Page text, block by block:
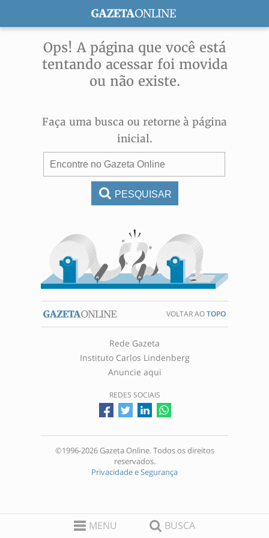
MENU BUSCA
Ops! A página que você está
tentando acessar foi movida
ou não existe.
Faça uma busca ou retorne à página
inicial.
PESQUISAR
VOLTAR AOTOPO
Rede Gazeta
Instituto Carlos Lindenberg
Anuncie aqui
REDES SOCIAIS
©1996-2026 Gazeta Online. Todos os direitos
reservados.
Privacidade e Segurança